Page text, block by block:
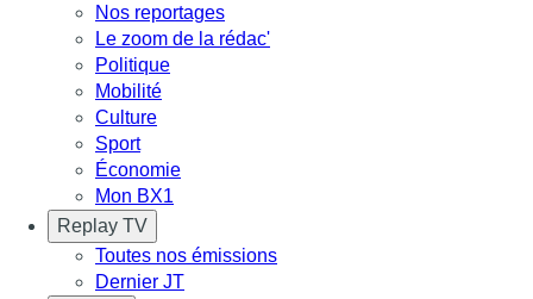
Nos reportages
Le zoom de la rédac'
Politique
Mobilité
Culture
Sport
Économie
Mon BX1
Replay TV
Toutes nos émissions
Dernier JT